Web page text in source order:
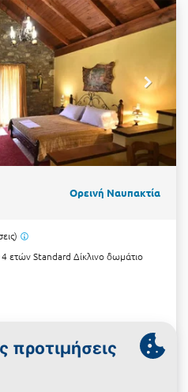
Ορεινή Ναυπακτία
4 ετώνStandard Δίκλινο δωμάτιο
Δες την προσφορά